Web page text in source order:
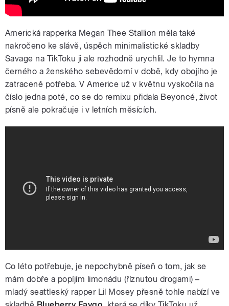
Americká rapperka Megan Thee Stallion měla také
nakročeno ke slávě, úspěch minimalistické skladby
Savage na TikToku ji ale rozhodně urychlil. Je to hymna
černého a ženského sebevědomí v době, kdy obojího je
zatraceně potřeba. V Americe už v květnu vyskočila na
číslo jedna poté, co se do remixu přidala Beyoncé, život
písně ale pokračuje i v letních měsících.
Co léto potřebuje, je nepochybně píseň o tom, jak se
mám dobře a popíjím limonádu (říznutou drogami) –
mladý seattleský rapper Lil Mosey přesně tohle nabízí ve